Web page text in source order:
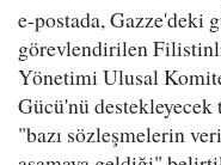
e-postada, Gazze'deki
görevlendirilen
Yönetimi Ulusal
Gücü'nü
"bazı sözleşmelerin